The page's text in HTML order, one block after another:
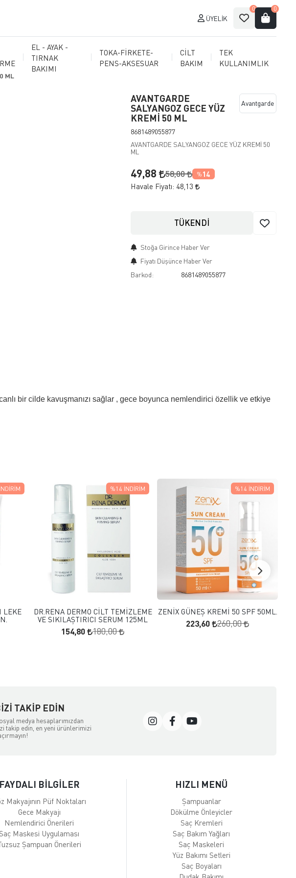
ÜYELIK
0 0
EL - AYAK -
TIRNAK
BAKIMI
TOKA-FİRKETE-
PENS-AKSESUAR
CİLT
BAKIM
TEK
KULLANIMLIK
ML
AVANTGARDE
SALYANGOZ GECE YÜZ
KREMİ 50 ML
8681489055877
Avantgarde
AVANTGARDE SALYANGOZ GECE YÜZ KREMİ 50
ML
49,88 58,00 % 14
Havale Fiyatı: 48,13
TÜKENDİ
Stoğa Girince Haber Ver
Fiyatı Düşünce Haber Ver
Barkod:
8681489055877
bir cilde kavuşmanızı sağlar , gece boyunca nemlendirici özellik ve etkiye
LEKE
İNDIRIM
DR.RENA DERMO CİLT TEMİZLEME
VE SIKILAŞTIRICI SERUM 125ML
154,80 180,00
%14 İNDIRIM
FAVORILERE EKLE
SEPETE EKLE
ZENİX GÜNEŞ KREMİ 50 SPF 50ML.
223,60 260,00
%14 İNDIRIM
TAKIP EDIN
medya hesaplarımızdan
takip edin, en yeni ürünlerimizi
FAYDALI BİLGİLER
Makyajının Püf Noktaları
Gece Makyajı
Nemlendirici Önerileri
Maskesi Uygulaması
Şampuan Önerileri
HIZLI MENÜ
Şampuanlar
Dökülme Önleyicler
Saç Kremleri
Saç Bakım Yağları
Saç Maskeleri
Yüz Bakımı Setleri
Saç Boyaları